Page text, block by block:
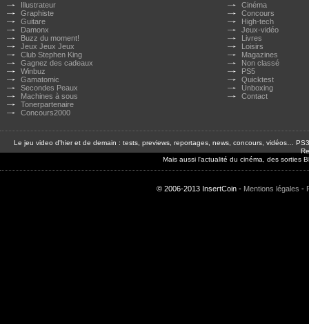
Illustrateur
Graphiste
Guitare
Damonx
Buzz du moment!
Jeux Jeux Jeux
Club Stephen King
Gagnez des cadeaux
Winbuz
Gamatomic
Secondes Peaux
Machines à sous
Tonerpartenaire
Concours2000
Cinéma
Concours
High-tech
Jeux-vidéo
Livres
Loisirs
Magazines
Non classé
PS5
Quicktest
Unboxing
Contact
Le jeu video d'hier et de demain : tests, previews, reportages, news, concours, vidéos…
Mais aussi l'actualité du cinéma, des sorties
© 2006-2013 InsertCoin - Mentions légales -